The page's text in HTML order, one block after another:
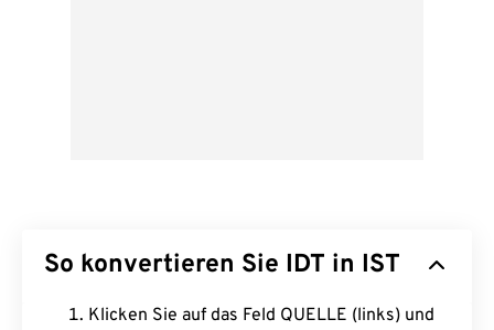
So konvertieren Sie IDT in IST
Klicken Sie auf das Feld QUELLE (links) und